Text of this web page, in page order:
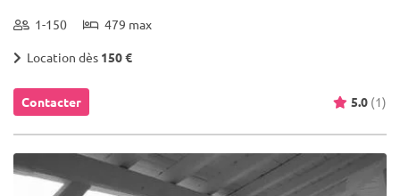
1-150 479 max
Location dès 150 €
Contacter 5.0 (1)